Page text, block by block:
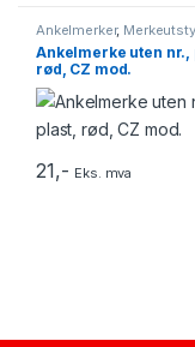
Ankelmerker,
Ankelmerke uten nr.,
rød, CZ mod.
21,- Eks. mva